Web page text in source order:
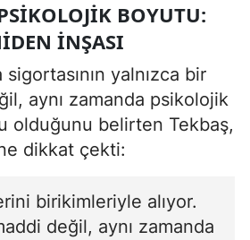
BOYUTU:
İNŞASI
yalnızca bir
aynı zamanda psikolojik
olduğunu belirten Tekbaş,
dikkat çekti:
birikimleriyle alıyor.
değil, aynı zamanda